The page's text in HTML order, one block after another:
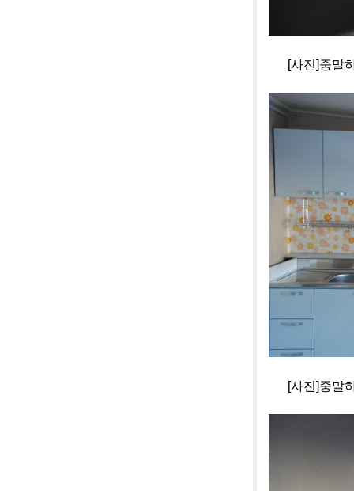
[사진]중말하
[사진]중말하